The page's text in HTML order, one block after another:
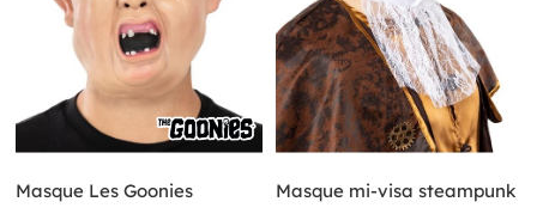
Masque Les Goonies Masque mi-visa steampunk